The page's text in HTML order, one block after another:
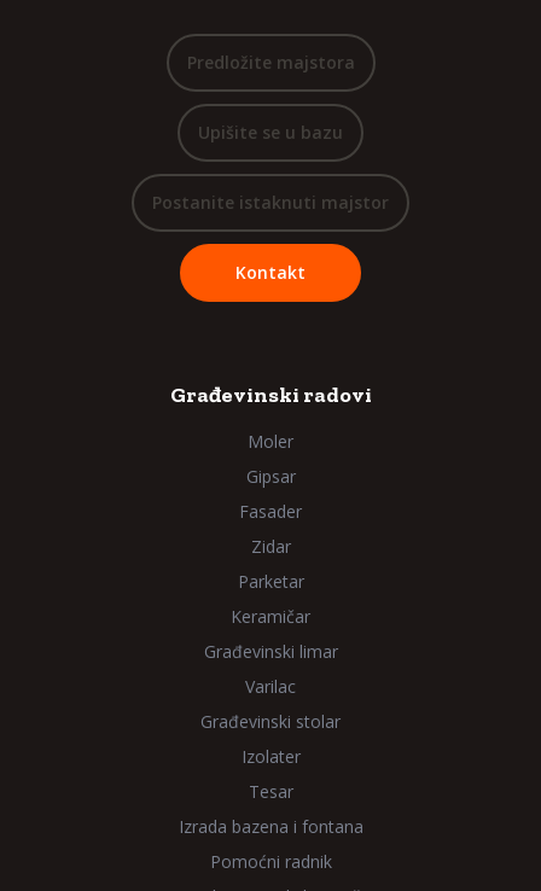
Predložite majstora
Upišite se u bazu
Postanite istaknuti majstor
Kontakt
Građevinski radovi
Moler
Gipsar
Fasader
Zidar
Parketar
Keramičar
Građevinski limar
Varilac
Građevinski stolar
Izolater
Tesar
Izrada bazena i fontana
Pomoćni radnik